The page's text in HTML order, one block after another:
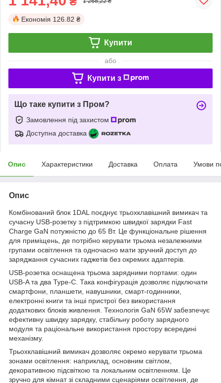
Економія 126.82 ₴
Купити
або
Купити з
Що таке купити з Пром?
Замовлення під захистом
Доступна доставка
Опис Характеристики Доставка Оплата Умови
Опис
Комбінований блок 1DAL поєднує трьохклавішний вимикач та
сучасну USB-розетку з підтримкою швидкої зарядки Fast
Charge GaN потужністю до 65 Вт. Це функціональне рішення
для приміщень, де потрібно керувати трьома незалежними
групами освітлення та одночасно мати зручний доступ до
заряджання сучасних гаджетів без окремих адаптерів.
USB-розетка оснащена трьома зарядними портами: один
USB-A та два Type-C. Така конфігурація дозволяє підключати
смартфони, планшети, навушники, смарт-годинники,
електронні книги та інші пристрої без використання
додаткових блоків живлення. Технологія GaN 65W забезпечує
ефективну швидку зарядку, стабільну роботу зарядного
модуля та раціональне використання простору всередині
механізму.
Трьохклавішний вимикач дозволяє окремо керувати трьома
зонами освітлення: наприклад, основним світлом,
декоративною підсвіткою та локальним освітленням. Це
зручно для кімнат зі складними сценаріями освітлення, де